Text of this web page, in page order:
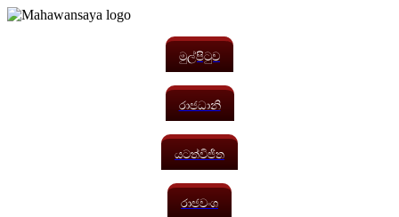
මුල්පිටුව
රාජධානි
යටත්විජිත
රාජවංශ